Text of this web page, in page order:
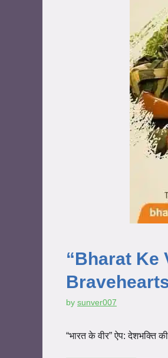
“Bharat Ke
Bravehearts |
by sunver007
“भारत के वीर” ऐप: देशभक्ति